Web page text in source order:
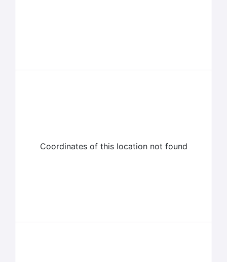
Coordinates of this location not found